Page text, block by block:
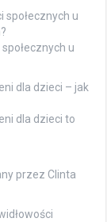
społecznych u
u
dla dzieci – jak
dla dzieci to
przez Clinta